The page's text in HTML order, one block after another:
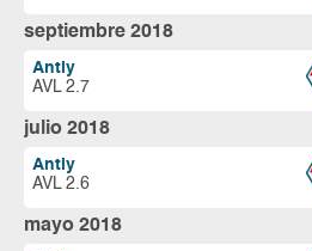
septiembre 2018
Antiy
AVL 2.7
julio 2018
Antiy
AVL 2.6
mayo 2018